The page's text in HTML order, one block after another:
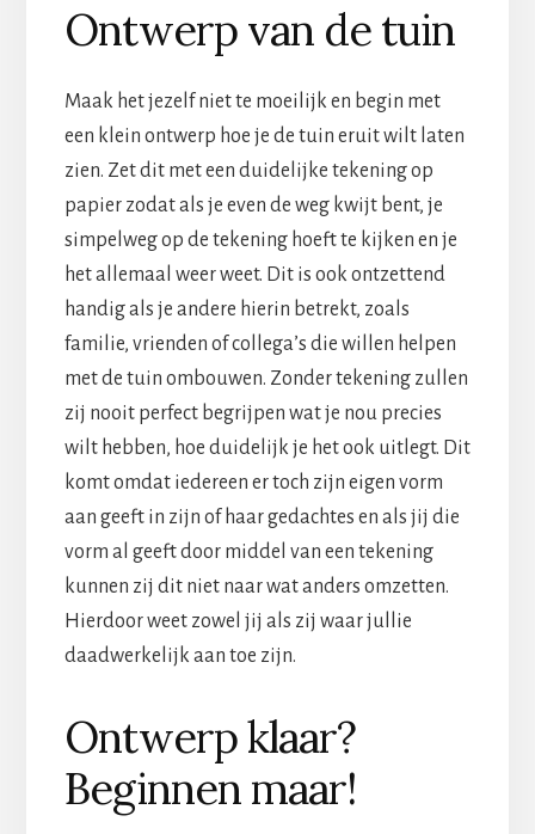
Ontwerp van de tuin
Maak het jezelf niet te moeilijk en begin met
een klein ontwerp hoe je de tuin eruit wilt laten
zien. Zet dit met een duidelijke tekening op
papier zodat als je even de weg kwijt bent, je
simpelweg op de tekening hoeft te kijken en je
het allemaal weer weet. Dit is ook ontzettend
handig als je andere hierin betrekt, zoals
familie, vrienden of collega’s die willen helpen
met de tuin ombouwen. Zonder tekening zullen
zij nooit perfect begrijpen wat je nou precies
wilt hebben, hoe duidelijk je het ook uitlegt. Dit
komt omdat iedereen er toch zijn eigen vorm
aan geeft in zijn of haar gedachtes en als jij die
vorm al geeft door middel van een tekening
kunnen zij dit niet naar wat anders omzetten.
Hierdoor weet zowel jij als zij waar jullie
daadwerkelijk aan toe zijn.
Ontwerp klaar?
Beginnen maar!